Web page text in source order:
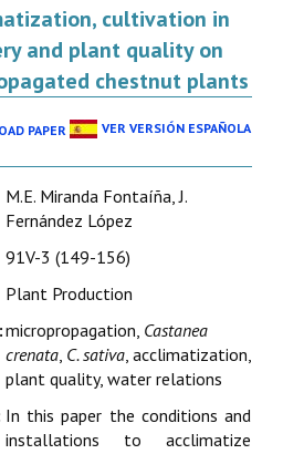
cultivation in
and plant quality on
chestnut plants
PAPER VER VERSIÓN ESPAÑOLA
M.E. Miranda Fontaíña, J.
Fernández López
91V-3 (149-156)
Plant Production
micropropagation, Castanea
crenata, C. sativa, acclimatization,
plant quality, water relations
In this paper the conditions and
installations to acclimatize